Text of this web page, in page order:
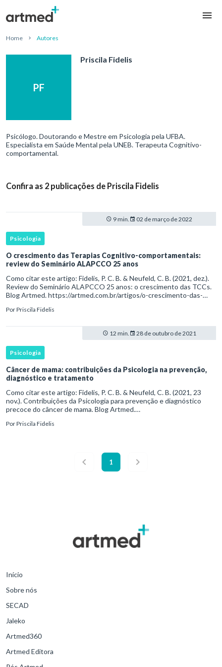
Home Autores
PF
Priscila Fidelis
Psicólogo. Doutorando e Mestre em Psicologia pela UFBA.
Especialista em Saúde Mental pela UNEB. Terapeuta Cognitivo-
comportamental.
Confira as 2 publicações de Priscila Fidelis
9 min. 02 de março de 2022
Psicologia
O crescimento das Terapias Cognitivo-comportamentais:
review do Seminário ALAPCCO 25 anos
Como citar este artigo: Fidelis, P. C. B. & Neufeld, C. B. (2021, dez.).
Review do Seminário ALAPCCO 25 anos: o crescimento das TCCs.
Blog Artmed. https://artmed.com.br/artigos/o-crescimento-das-
25-anos
PorPriscila Fidelis
12 min. 28 de outubro de 2021
Psicologia
Câncer de mama: contribuições da Psicologia na prevenção,
diagnóstico e tratamento
Como citar este artigo: Fidelis, P. C. B. & Neufeld, C. B. (2021, 23
nov.). Contribuições da Psicologia para prevenção e diagnóstico
precoce do câncer de mama. Blog Artmed.
psicologia-na-prevencao-diagnostico-e-tratamento
PorPriscila Fidelis
1
Início
Sobre nós
SECAD
Jaleko
Artmed360
Artmed Editora